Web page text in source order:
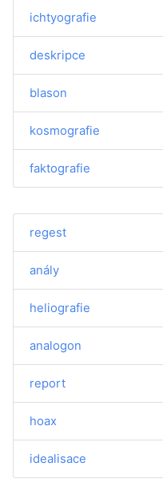
ichtyografie
deskripce
blason
kosmografie
faktografie
regest
anály
heliografie
analogon
report
hoax
idealisace